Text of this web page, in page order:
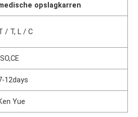
opslagkarren
/ T, L / C
12days
Yue